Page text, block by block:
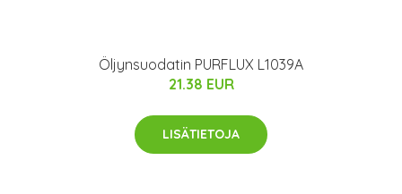
Öljynsuodatin PURFLUX L1039A
21.38 EUR
LISÄTIETOJA